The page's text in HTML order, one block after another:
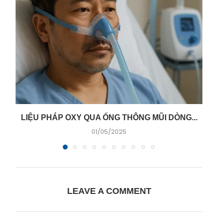
LIỆU PHÁP OXY QUA ỐNG THÔNG MŨI DÒNG...
01/05/2025
LEAVE A COMMENT